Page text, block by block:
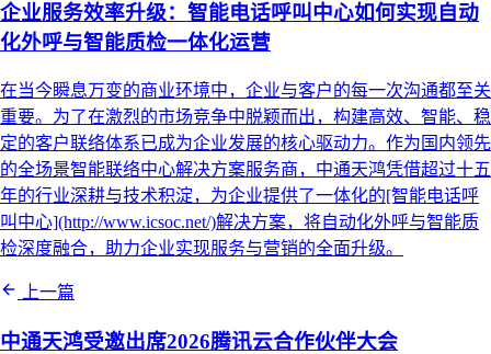
企业服务效率升级：智能电话呼叫中心如何实现自动
化外呼与智能质检一体化运营
在当今瞬息万变的商业环境中，企业与客户的每一次沟通都至关
重要。为了在激烈的市场竞争中脱颖而出，构建高效、智能、稳
定的客户联络体系已成为企业发展的核心驱动力。作为国内领先
的全场景智能联络中心解决方案服务商，中通天鸿凭借超过十五
年的行业深耕与技术积淀，为企业提供了一体化的[智能电话呼
叫中心](http://www.icsoc.net/)解决方案，将自动化外呼与智能质
检深度融合，助力企业实现服务与营销的全面升级。
上一篇
中通天鸿受邀出席2026腾讯云合作伙伴大会